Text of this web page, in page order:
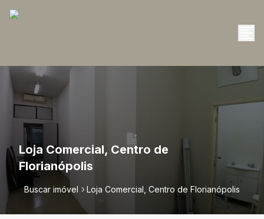
Loja Comercial, Centro de
Florianópolis
Buscar imóvel Loja Comercial, Centro de Florianópolis